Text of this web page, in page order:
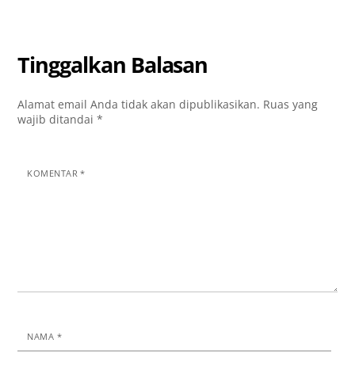
Tinggalkan Balasan
Alamat email Anda tidak akan dipublikasikan. Ruas yang
wajib ditandai*
KOMENTAR*
NAMA *